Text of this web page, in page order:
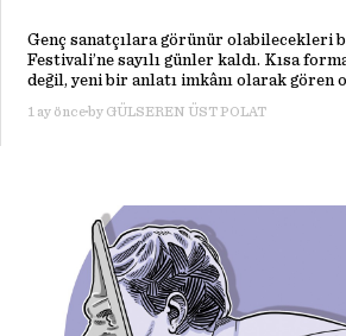
Genç sanatçılara görünür olabilecekleri
Festivali’ne sayılı günler kaldı. Kısa
değil, yeni bir anlatı imkânı olarak gören
festivalin mimarlarından. “Herkesin
fikri var” diyen oyuncu; tiyatronun
1 ay önceby GÜLSEREN ÜST POLAT